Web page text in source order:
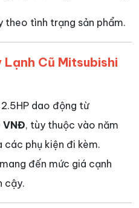
theo tình trạng sản phẩm.
Cũ Mitsubishi
dao động từ
, tùy thuộc vào năm
các phụ kiện đi kèm.
đến mức giá cạnh
cậy.